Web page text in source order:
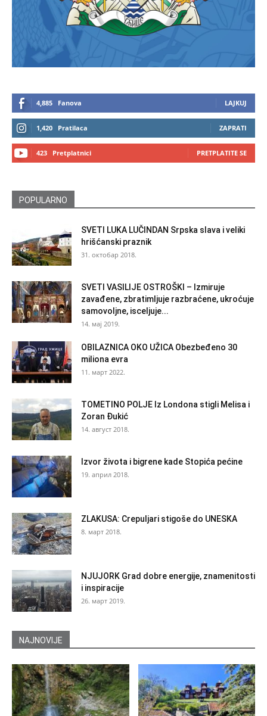
4,885 Fanova LAJKUJ
1,420 Pratilaca ZAPRATI
423 Pretplatnici PRETPLATITE SE
POPULARNO
SVETI LUKA LUČINDAN Srpska slava i veliki
hrišćanski praznik
31. октобар 2018.
SVETI VASILIJE OSTROŠKI – Izmiruje
zavađene, zbratimljuje razbraćene, ukroćuje
samovoljne, isceljuje...
14. мај 2019.
OBILAZNICA OKO UŽICA Obezbeđeno 30
miliona evra
11. март 2022.
TOMETINO POLJE Iz Londona stigli Melisa i
Zoran Đukić
14. август 2018.
Izvor života i bigrene kade Stopića pećine
19. април 2018.
ZLAKUSA: Crepuljari stigoše do UNESKA
8. март 2018.
NJUJORK Grad dobre energije, znamenitosti
i inspiracije
26. март 2019.
NAJNOVIJE